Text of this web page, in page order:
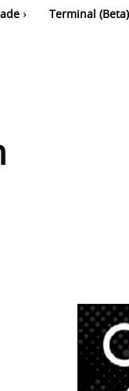
Terminal (Beta)